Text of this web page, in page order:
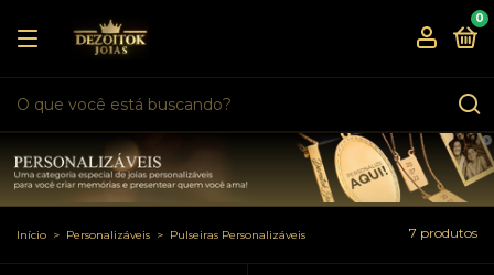
0
Início > Personalizáveis > Pulseiras Personalizáveis 7 produtos